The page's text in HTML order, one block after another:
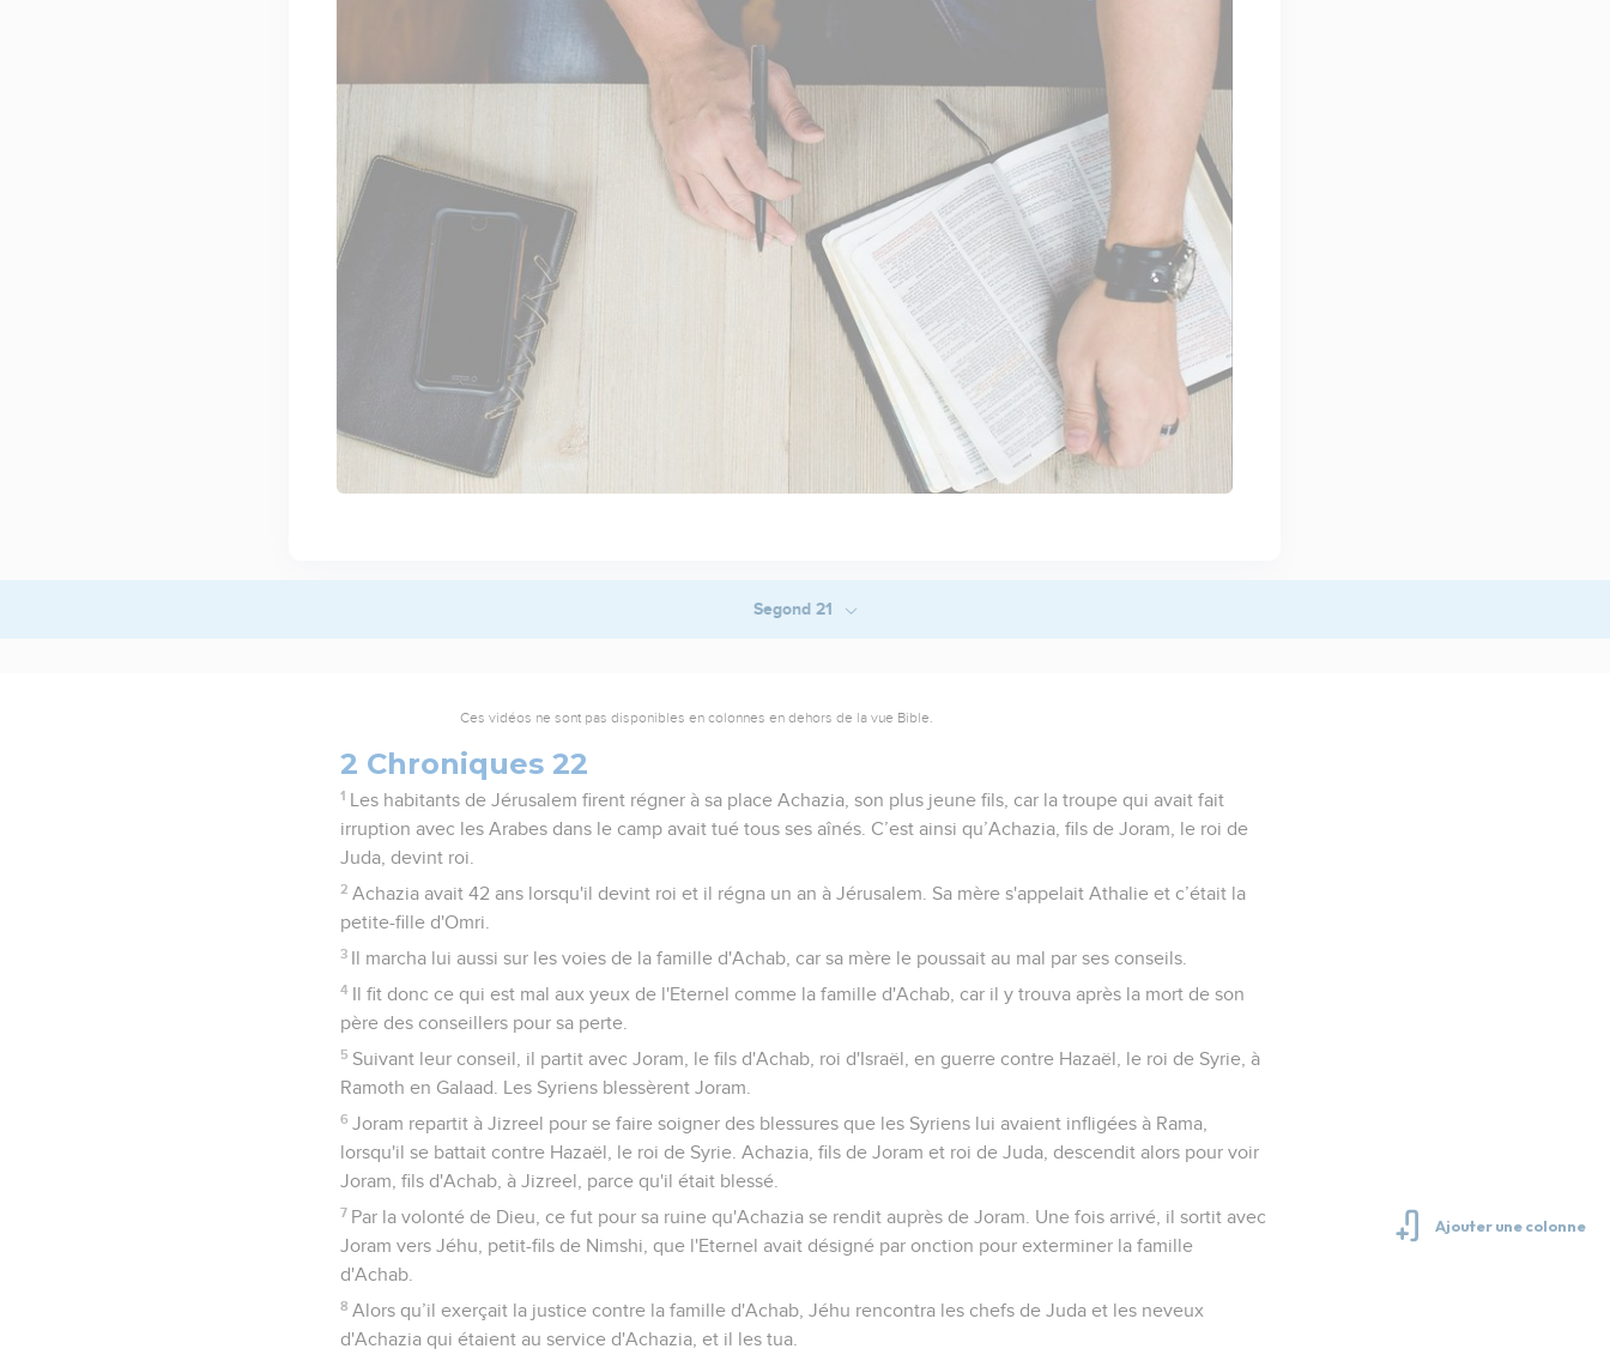
Segond 21
Ces vidéos ne sont pas disponibles en colonnes en dehors de la vue Bible.
2 Chroniques 22
1
Les habitants de Jérusalem firent régner à sa place Achazia, son plus jeune fils, car la troupe qui avait fait
irruption avec les Arabes dans le camp avait tué tous ses aînés. C’est ainsi qu’Achazia, fils de Joram, le roi de
Juda, devint roi.
2 Achazia avait 42 ans lorsqu'il devint roi et il régna un an à Jérusalem. Sa mère s'appelait Athalie et c’était la
petite-fille d'Omri.
3 Il marcha lui aussi sur les voies de la famille d'Achab, car sa mère le poussait au mal par ses conseils.
4
Il fit donc ce qui est mal aux yeux de l'Eternel comme la famille d'Achab, car il y trouva après la mort de son
père des conseillers pour sa perte.
5 Suivant leur conseil, il partit avec Joram, le fils d'Achab, roi d'Israël, en guerre contre Hazaël, le roi de Syrie, à
Ramoth en Galaad. Les Syriens blessèrent Joram.
6 Joram repartit à Jizreel pour se faire soigner des blessures que les Syriens lui avaient infligées à Rama,
lorsqu'il se battait contre Hazaël, le roi de Syrie. Achazia, fils de Joram et roi de Juda, descendit alors pour voir
Joram, fils d'Achab, à Jizreel, parce qu'il était blessé.
7 Par la volonté de Dieu, ce fut pour sa ruine qu'Achazia se rendit auprès de Joram. Une fois arrivé, il sortit avec
Joram vers Jéhu, petit-fils de Nimshi, que l'Eternel avait désigné par onction pour exterminer la famille
d'Achab.
8 Alors qu’il exerçait la justice contre la famille d'Achab, Jéhu rencontra les chefs de Juda et les neveux
d'Achazia qui étaient au service d'Achazia, et il les tua.